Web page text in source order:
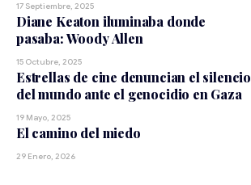
17 Septiembre, 2025
Diane Keaton iluminaba donde
pasaba: Woody Allen
15 Octubre, 2025
Estrellas de cine denuncian el silencio
del mundo ante el genocidio en Gaza
19 Mayo, 2025
El camino del miedo
29 Enero, 2026